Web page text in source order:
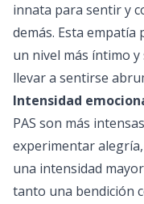
innata para sentir y
demás. Esta
un nivel más íntimo
llevar a sentirse
Intensidad
PAS son más
experimentar
una intensidad
tanto una bendición